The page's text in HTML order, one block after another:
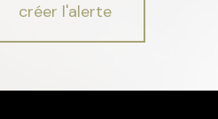
créer l'alerte